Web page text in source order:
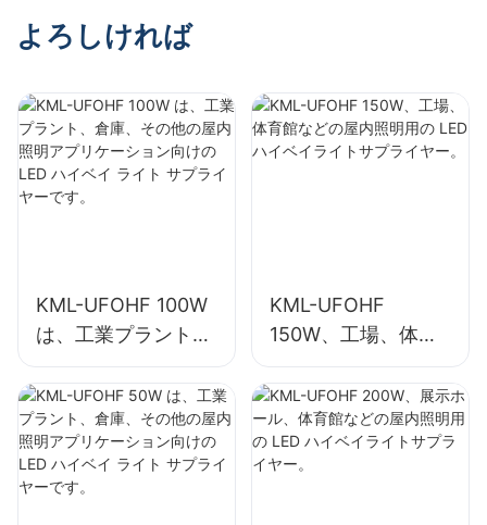
よろしければ
KML-UFOHF 100W
は、工業プラント、
倉庫、その他の屋内
照明アプリケーショ
ン向けの LED ハイ
ベイ ライト サプラ
イヤーです。
KML-UFOHF
150W、工場、体育
館などの屋内照明用
の LED ハイベイラ
イトサプライヤー。